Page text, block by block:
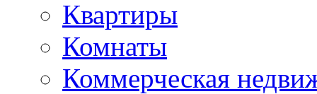
Квартиры
Комнаты
Коммерческая